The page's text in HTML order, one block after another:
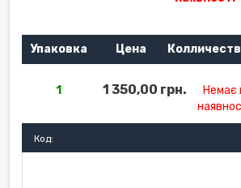
Упаковка Цена
1 1 350,00 грн.
Немає
Код: